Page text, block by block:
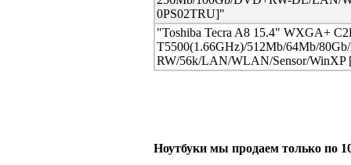
0PS02TRU]"
"Toshiba Tecra A8 15.4" WXGA+
T5500(1.66GHz)/512Mb/64Mb/
RW/56k/LAN/WLAN/Sensor/
Ноутбуки мы продаем только по